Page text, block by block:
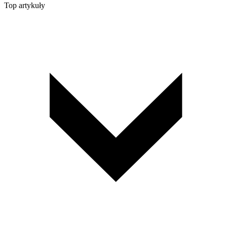
Top artykuły